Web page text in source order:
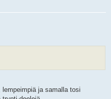
ja samalla tosi